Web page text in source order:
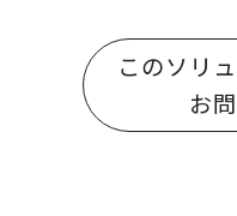
このソリ
お